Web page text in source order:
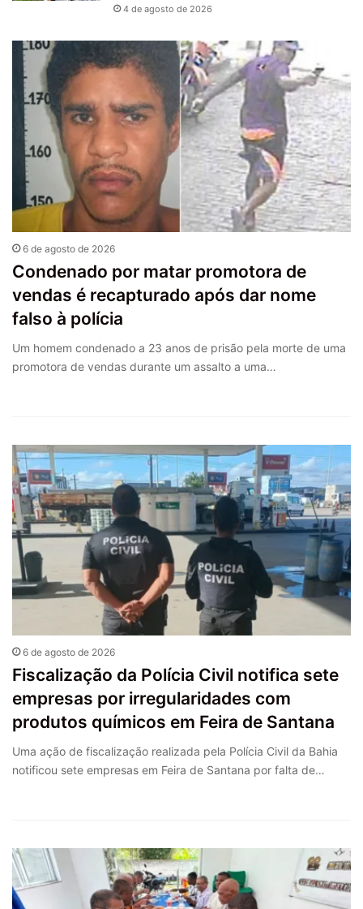
4 de agosto de 2026
6 de agosto de 2026
Condenado por matar promotora de
vendas é recapturado após dar nome
falso à polícia
Um homem condenado a 23 anos de prisão pela morte de uma
promotora de vendas durante um assalto a uma…
6 de agosto de 2026
Fiscalização da Polícia Civil notifica sete
empresas por irregularidades com
produtos químicos em Feira de Santana
Uma ação de fiscalização realizada pela Polícia Civil da Bahia
notificou sete empresas em Feira de Santana por falta de…